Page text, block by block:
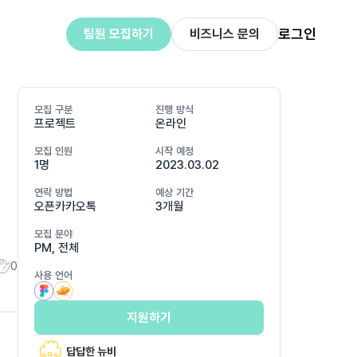
팀원 모집하기 비즈니스 문의 로그인
0
모집 구분
프로젝트
진행 방식
온라인
모집 인원
1명
시작 예정
2023.03.02
연락 방법
오픈카카오톡
예상 기간
3개월
모집 분야
PM, 전체
사용 언어
지원하기
답답한 뉴비